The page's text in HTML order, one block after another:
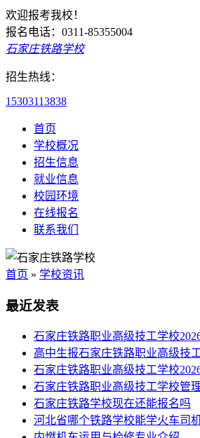
欢迎报考我校！
报名电话：0311-85355004
石家庄铁路学校
招生热线：
15303113838
首页
学校概况
招生信息
就业信息
校园环境
在线报名
联系我们
首页 » 学校资讯
最近发表
石家庄铁路职业高级技工学校
高中生报石家庄铁路职业高级技
石家庄铁路职业高级技工学校
石家庄铁路职业高级技工学校管
石家庄铁路学校现在还能报名吗
河北省哪个铁路学校能学火车司